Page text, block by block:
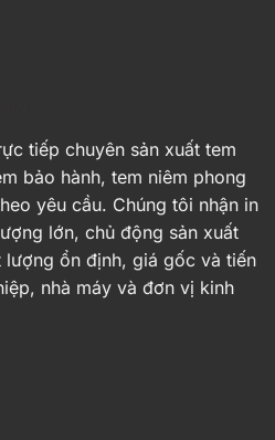
tiếp chuyên sản xuất tem
bảo hành, tem niêm phong
yêu cầu. Chúng tôi nhận in
lớn, chủ động sản xuất
ổn định, giá gốc và tiến
nhà máy và đơn vị kinh